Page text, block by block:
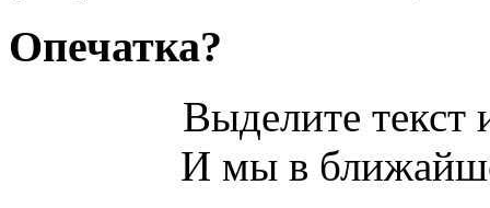
Опечатка?
Выделите
И мы в